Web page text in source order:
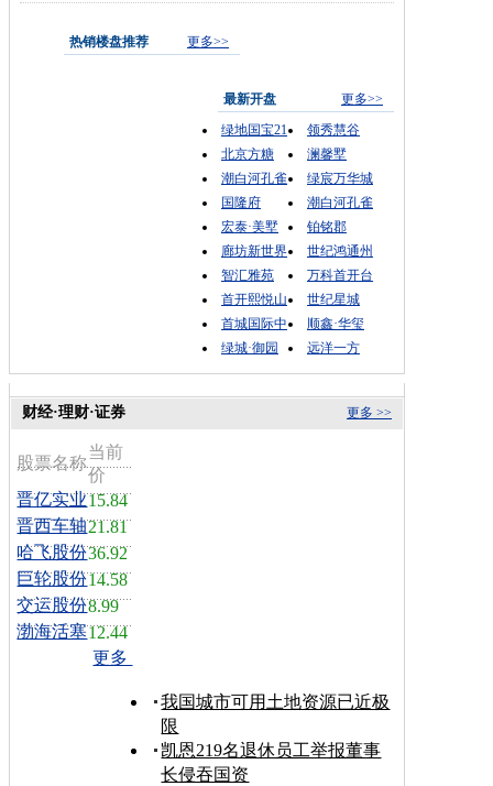
热销楼盘推荐 更多>>
最新开盘
更多>>
绿地国宝21
领秀慧谷
北京方糖
澜馨墅
潮白河孔雀
绿宸万华城
国隆府
潮白河孔雀
宏泰·美墅
铂铭郡
廊坊新世界
世纪鸿通州
智汇雅苑
万科首开台
首开熙悦山
世纪星城
首城国际中
顺鑫·华玺
绿城·御园
远洋一方
更多 >>
财经·理财·证券
股票名称
当前
价
晋亿实业15.84
晋西车轴21.81
哈飞股份36.92
巨轮股份14.58
交运股份8.99
渤海活塞12.44
更多
我国城市可用土地资源已近极
限
凯恩219名退休员工举报董事
长侵吞国资